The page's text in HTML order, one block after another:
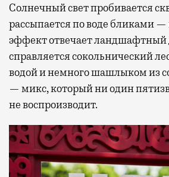
Солнечный свет пробивается
рассыпается по воде бликами —
эффект отвечает ландшафтный
справляется сокольнический
водой и немного шашлыком из
— микс, который ни один
не воспроизводит.